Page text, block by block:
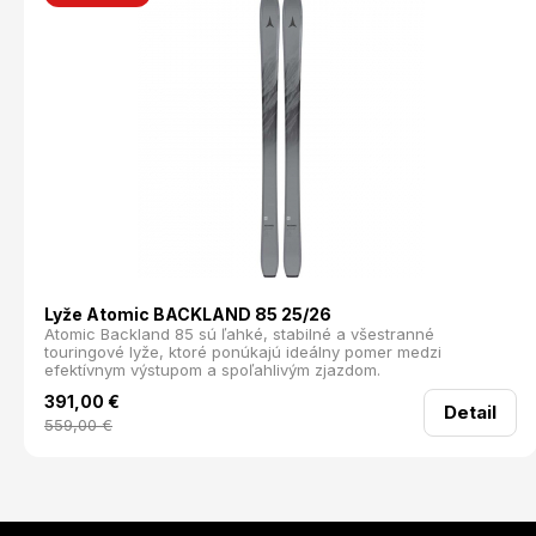
Lyže Atomic BACKLAND 85 25/26
Atomic Backland 85 sú ľahké, stabilné a všestranné
touringové lyže, ktoré ponúkajú ideálny pomer medzi
efektívnym výstupom a spoľahlivým zjazdom.
391,00 €
559,00€
Detail